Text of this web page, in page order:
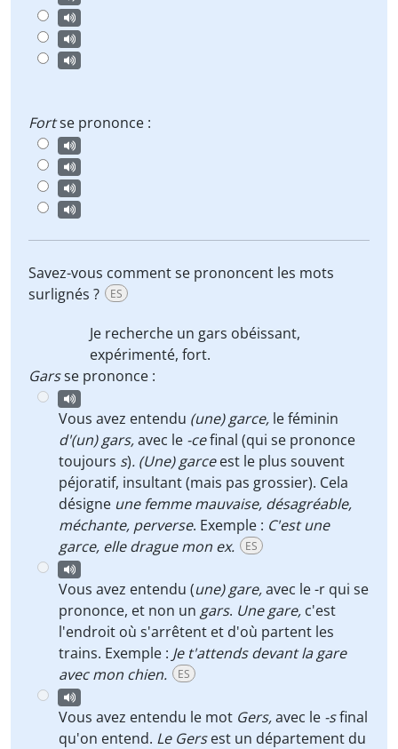
Fortse prononce :
Savez-vous comment se prononcent les mots
surlignés ?
ES
Je recherche un gars obéissant,
expérimenté, fort.
Garsse prononce :
Vous avez entendu (une) garce, le féminin
d'(un) gars,avec le -cefinal (qui se prononce
toujours s). (Une) garceest le plus souvent
péjoratif, insultant (mais pas grossier). Cela
désigne une femme mauvaise, désagréable,
méchante, perverse. Exemple : C'est une
garce, elle drague mon ex.
ES
Vous avez entendu (une) gare,avec le -r qui se
prononce, et non un gars. Une gare, c'est
l'endroit où s'arrêtent et d'où partent les
trains. Exemple : Je t'attends devant la gare
avec mon chien.
ES
Vous avez entendu le mot Gers,avec le -sfinal
qu'on entend. Le Gersest un département du